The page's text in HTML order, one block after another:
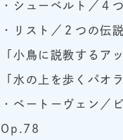
・シューベルト／４
・リスト／２つの伝
「小鳥に説教するア
「水の上を歩くパオ
・ベートーヴェン／
Op.78